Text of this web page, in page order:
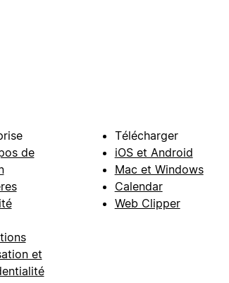
de
et
Télécharger
iOS et Android
Mac et Windows
Calendar
Web Clipper